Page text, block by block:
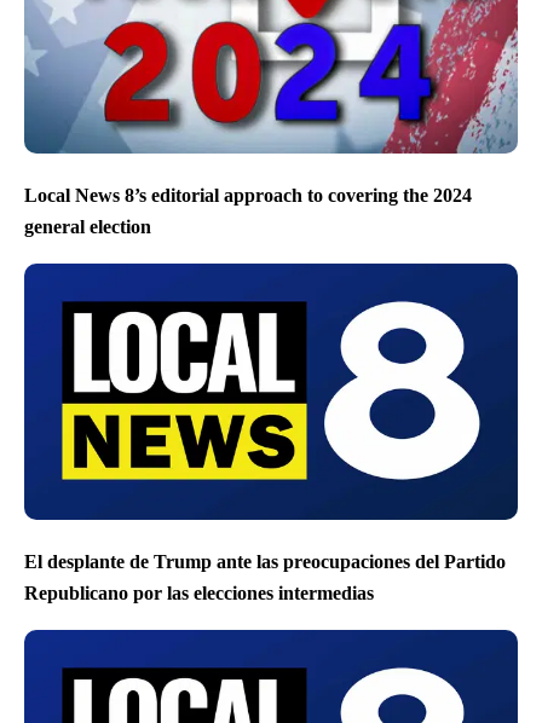
Local News 8’s editorial approach to covering the 2024
general election
El desplante de Trump ante las preocupaciones del Partido
Republicano por las elecciones intermedias